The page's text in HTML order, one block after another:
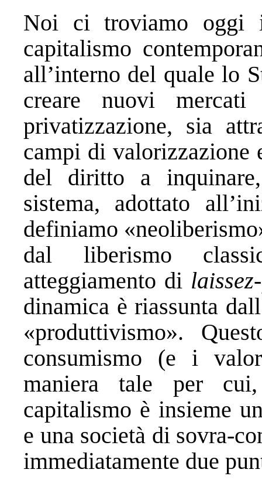
Noi ci troviamo oggi
capitalismo
all’interno del quale lo
creare nuovi
privatizzazione, sia
campi di valorizzazione
del diritto a
sistema, adottato
definiamo
dal liberismo
atteggiamento di
dinamica è riassunta
«produttivismo».
consumismo (e i
maniera tale per
capitalismo è insieme
e una società di sovra-
immediatamente due